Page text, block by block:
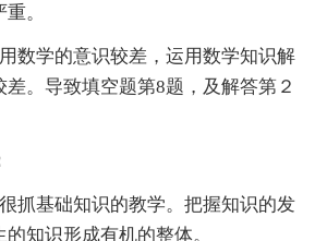
。
学的意识较差，运用数学知识解
。导致填空题第8题，及解答第２
基础知识的教学。把握知识的发
知识形成有机的整体。